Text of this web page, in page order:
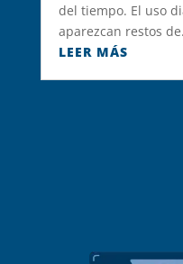
del tiempo. El uso
aparezcan restos
LEER MÁS